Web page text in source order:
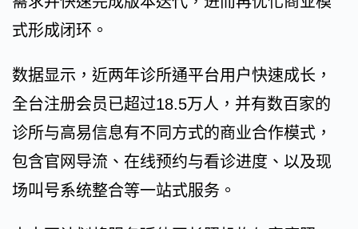
式形成闭环。
数据显示，近两年诊所通平台用户快速成长，
全台注册会员已超过18.5万人，并有数百家的
诊所与高易信息有不同方式的商业合作模式，
包含官网导流、在线预约与看诊进度、以及现
场叫号系统整合等一站式服务。